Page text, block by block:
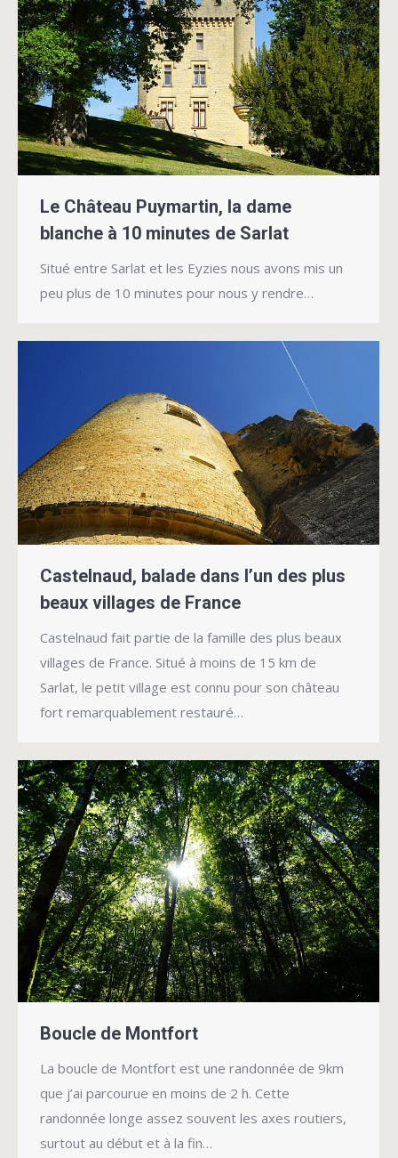
Le Château Puymartin, la dame
blanche à 10 minutes de Sarlat
Situé entre Sarlat et les Eyzies nous avons mis un
peu plus de 10 minutes pour nous y rendre…
Castelnaud, balade dans l’un des plus
beaux villages de France
Castelnaud fait partie de la famille des plus beaux
villages de France. Situé à moins de 15 km de
Sarlat, le petit village est connu pour son château
fort remarquablement restauré…
Boucle de Montfort
La boucle de Montfort est une randonnée de 9km
que j’ai parcourue en moins de 2 h. Cette
randonnée longe assez souvent les axes routiers,
surtout au début et à la fin…